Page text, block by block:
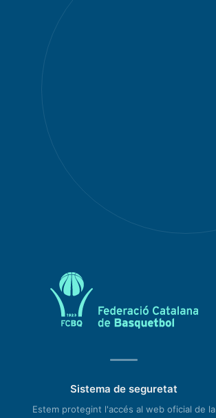
Sistema de seguretat
Estem protegint l'accés al web oficial de la